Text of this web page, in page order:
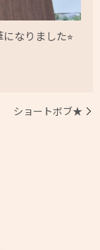
なりました⭐︎
ショートボブ★